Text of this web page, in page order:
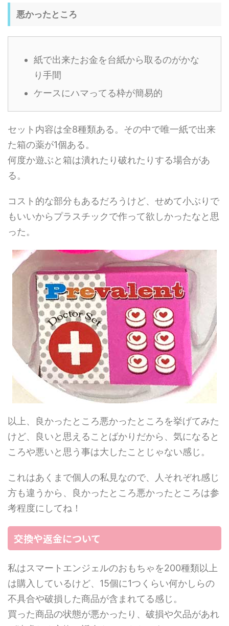
悪かったところ
紙で出来たお金を台紙から取るのがかな
り手間
ケースにハマってる枠が簡易的
セット内容は全8種類ある。その中で唯一紙で出来
た箱の薬が1個ある。
何度か遊ぶと箱は潰れたり破れたりする場合があ
る。
コスト的な部分もあるだろうけど、せめて小ぶりで
もいいからプラスチックで作って欲しかったなと思
った。
以上、良かったところ悪かったところを挙げてみた
けど、良いと思えることばかりだから、気になると
ころや悪いと思う事は大したことじゃない感じ。
これはあくまで個人の私見なので、人それぞれ感じ
方も違うから、良かったところ悪かったところは参
考程度にしてね！
交換や返金について
私はスマートエンジェルのおもちゃを200種類以上
は購入しているけど、15個に1つくらい何かしらの
不具合や破損した商品が含まれてる感じ。
買った商品の状態が悪かったり、破損や欠品があれ